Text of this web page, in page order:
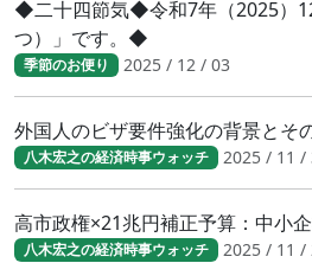
◆二十四節気◆令和7年（2025）
つ）」です。◆
季節のお便り 2025 / 12 / 03
外国人のビザ要件強化の背景とそ
八木宏之の経済時事ウォッチ 2025 / 11 /
高市政権×21兆円補正予算：中小
八木宏之の経済時事ウォッチ 2025 / 11 /